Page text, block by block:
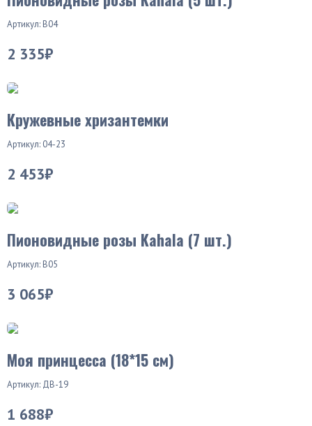
Артикул: В04
2 335₽
Кружевные хризантемки
Артикул: 04-23
2 453₽
Пионовидные розы Kahala (7 шт.)
Артикул: В05
3 065₽
Моя принцесса (18*15 см)
Артикул: ДВ-19
1 688₽